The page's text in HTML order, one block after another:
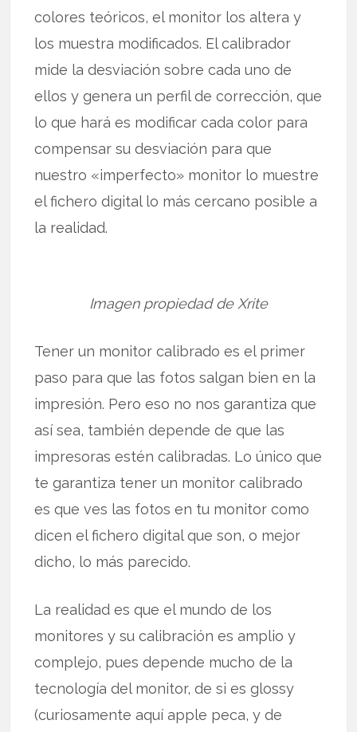
colores teóricos, el monitor los altera y
los muestra modificados. El calibrador
mide la desviación sobre cada uno de
ellos y genera un perfil de corrección, que
lo que hará es modificar cada color para
compensar su desviación para que
nuestro «imperfecto» monitor lo muestre
el fichero digital lo más cercano posible a
la realidad.
Imagen propiedad de Xrite
Tener un monitor calibrado es el primer
paso para que las fotos salgan bien en la
impresión. Pero eso no nos garantiza que
así sea, también depende de que las
impresoras estén calibradas. Lo único que
te garantiza tener un monitor calibrado
es que ves las fotos en tu monitor como
dicen el fichero digital que son, o mejor
dicho, lo más parecido.
La realidad es que el mundo de los
monitores y su calibración es amplio y
complejo, pues depende mucho de la
tecnología del monitor, de si es glossy
(curiosamente aquí apple peca, y de